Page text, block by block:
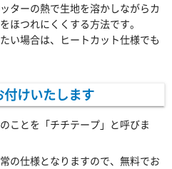
ターの熱で生地を溶かしながらカ
ほつれにくくする方法です。
い場合は、ヒートカット仕様でも
けいたします
ことを「チチテープ」と呼びま
の仕様となりますので、無料でお